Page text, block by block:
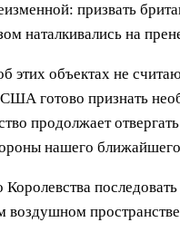
призвать
наталкивались на
этих объектах не
США готово признать
продолжает
нашего
воздушном